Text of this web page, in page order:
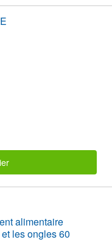
alimentaire
les ongles 60